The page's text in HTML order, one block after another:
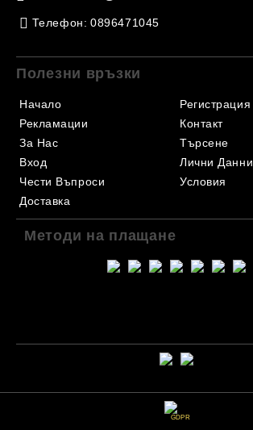
Телефон: 0896471045
Полезни връзки
Начало
Рекламации
За Нас
Вход
Чести Въпроси
Регистрация
Контакт
Търсене
Лични Данни
Условия
Доставка
Методи на плащане
GDPR